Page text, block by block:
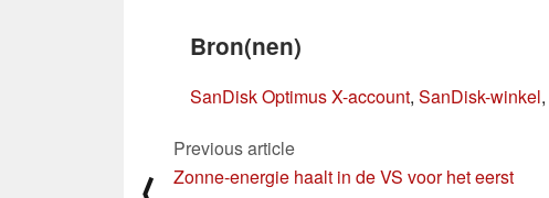
Bron(nen)
SanDisk Optimus X-account, SanDisk-winkel,
Previous article
Zonne-energie haalt in de VS voor het eerst